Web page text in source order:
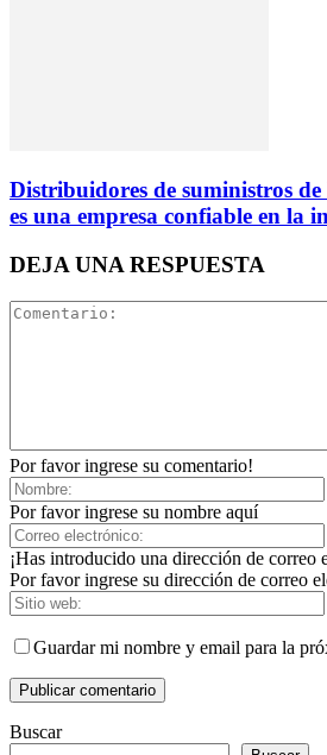
Distribuidores de suministros
es una empresa confiable en la
DEJA UNA RESPUESTA
Por favor ingrese su comentario!
Por favor ingrese su nombre aquí
¡Has introducido una dirección de correo
Por favor ingrese su dirección de correo
Guardar mi nombre y email para la
Buscar